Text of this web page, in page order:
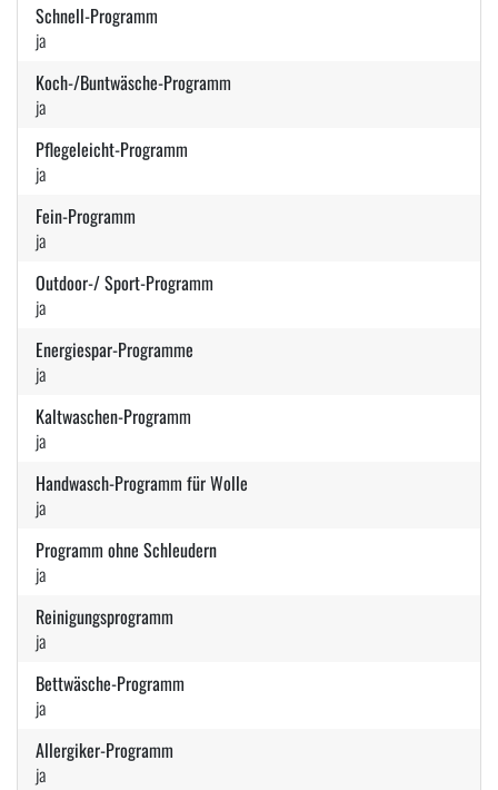
Schnell-Programm
ja
Koch-/Buntwäsche-Programm
ja
Pflegeleicht-Programm
ja
Fein-Programm
ja
Outdoor-/ Sport-Programm
ja
Energiespar-Programme
ja
Kaltwaschen-Programm
ja
Handwasch-Programm für Wolle
ja
Programm ohne Schleudern
ja
Reinigungsprogramm
ja
Bettwäsche-Programm
ja
Allergiker-Programm
ja